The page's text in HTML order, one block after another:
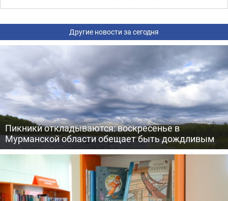
Другие новости за сегодня
Пикники откладываются: воскресенье в
Мурманской области обещает быть дождливым